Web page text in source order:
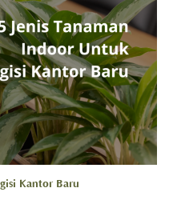
Kantor Baru